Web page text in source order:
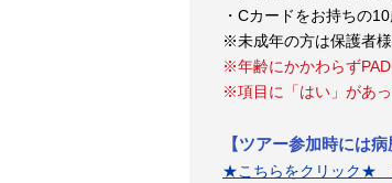
・Cカードをお持ちの
※未成年の方は保護者
※年齢にかかわらず
※項目に「はい」があ
【ツアー参加時には
★こちらをクリック★